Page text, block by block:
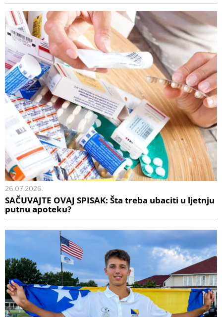
26.07.2026.
SAČUVAJTE OVAJ SPISAK: Šta treba ubaciti u ljetnju
putnu apoteku?